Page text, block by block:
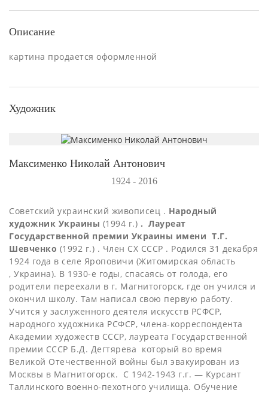
Описание
картина продается оформленной
Художник
Максименко Николай Антонович
1924 - 2016
Советский украинский живописец . Народный
художник Украины (1994 г.) . Лауреат
Государственной премии Украины имени Т.Г.
Шевченко (1992 г.) . Член СХ СССР . Родился 31 декабря
1924 года в селе Яроповичи (Житомирская область
, Украина). В 1930-е годы, спасаясь от голода, его
родители переехали в г. Магнитогорск, где он учился и
окончил школу. Там написал свою первую работу.
Учится у заслуженного деятеля искусств РСФСР,
народного художника РСФСР, члена-корреспондента
Академии художеств СССР, лауреата Государственной
премии СССР Б.Д. Дегтярева который во время
Великой Отечественной войны был эвакуирован из
Москвы в Магнитогорск. С 1942-1943 г.г. — Курсант
Таллинского военно-пехотного училища. Обучение